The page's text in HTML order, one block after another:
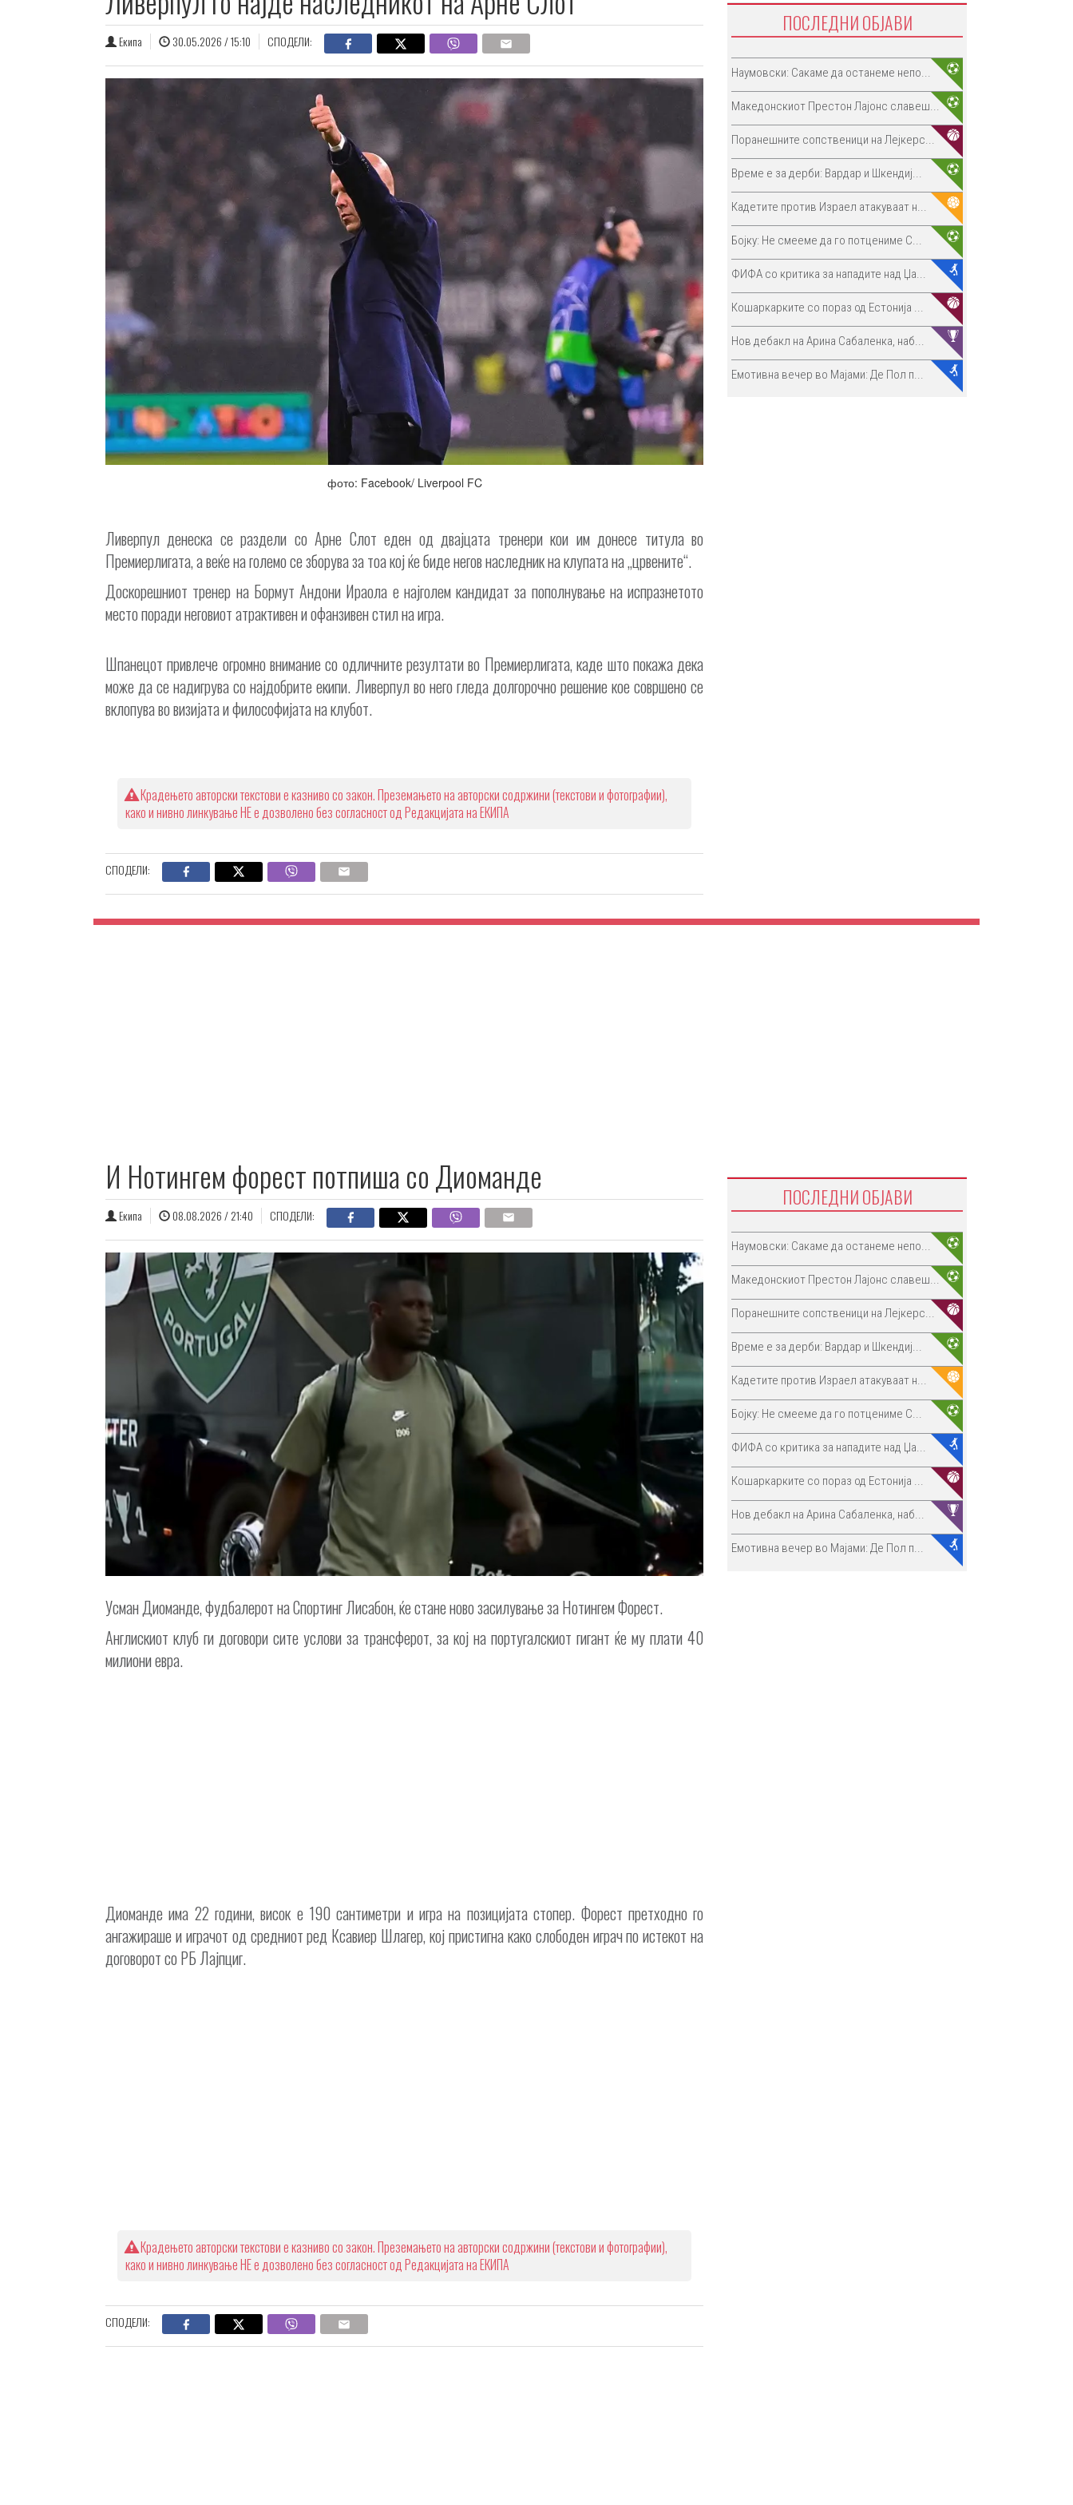
Екипа 30.05.2026 / 15:10 СПОДЕЛИ:
фото: Facebook/ Liverpool FC
Ливерпул денеска се раздели со Арне Слот еден од двајцата тренери кои им донесе титула во
Премиерлигата, а веќе на големо се зборува за тоа кој ќе биде негов наследник на клупата на „црвените“.
Доскорешниот тренер на Бормут Андони Ираола е најголем кандидат за пополнување на испразнетото
место поради неговиот атрактивен и офанзивен стил на игра.
Шпанецот привлече огромно внимание со одличните резултати во Премиерлигата, каде што покажа дека
може да се надигрува со најдобрите екипи. Ливерпул во него гледа долгорочно решение кое совршено се
вклопува во визијата и философијата на клубот.
Крадењето авторски текстови е казниво со закон. Преземањето на авторски содржини (текстови и фотографии),
како и нивно линкување НЕ е дозволено без согласност од Редакцијата на ЕКИПА
СПОДЕЛИ:
ПОСЛЕДНИ ОБЈАВИ
Наумовски: Сакаме да останеме непо...
Македонскиот Престон Лајонс славеш...
Поранешните сопственици на Лејкерс...
Време е за дерби: Вардар и Шкендиј...
Кадетите против Израел атакуваат н...
Бојку: Не смееме да го потцениме С...
ФИФА со критика за нападите над Џа...
Кошаркарките со пораз од Естонија ...
Нов дебакл на Арина Сабаленка, наб...
Емотивна вечер во Мајами: Де Пол п...
И Нотингем форест потпиша со Диоманде
Екипа 08.08.2026 / 21:40 СПОДЕЛИ:
Усман Диоманде, фудбалерот на Спортинг Лисабон, ќе стане ново засилување за Нотингем Форест.
Англискиот клуб ги договори сите услови за трансферот, за кој на португалскиот гигант ќе му плати 40
милиони евра.
Диоманде има 22 години, висок е 190 сантиметри и игра на позицијата стопер. Форест претходно го
ангажираше и играчот од средниот ред Ксавиер Шлагер, кој пристигна како слободен играч по истекот на
договорот со РБ Лајпциг.
Крадењето авторски текстови е казниво со закон. Преземањето на авторски содржини (текстови и фотографии),
како и нивно линкување НЕ е дозволено без согласност од Редакцијата на ЕКИПА
СПОДЕЛИ:
ПОСЛЕДНИ ОБЈАВИ
Наумовски: Сакаме да останеме непо...
Македонскиот Престон Лајонс славеш...
Поранешните сопственици на Лејкерс...
Време е за дерби: Вардар и Шкендиј...
Кадетите против Израел атакуваат н...
Бојку: Не смееме да го потцениме С...
ФИФА со критика за нападите над Џа...
Кошаркарките со пораз од Естонија ...
Нов дебакл на Арина Сабаленка, наб...
Емотивна вечер во Мајами: Де Пол п...